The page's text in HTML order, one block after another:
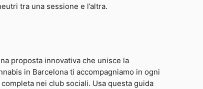
tra una sessione e l’altra.
proposta innovativa che unisce la
in Barcelona ti accompagniamo in ogni
nei club sociali. Usa questa guida